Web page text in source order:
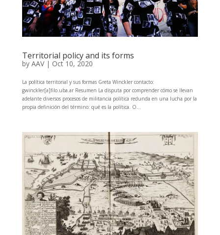
Territorial policy and its forms
by AAV| Oct 10, 2020
La política territorial y sus formas Greta Winckler contacto:
gwinckler[a]filo.uba.ar Resumen La disputa por comprender cómo se llevan
adelante diversos procesos de militancia política redunda en una lucha por la
propia definición del término: qué es la política. O...